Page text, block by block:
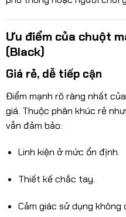
Ưu điểm của chuột
(Black)
Giá rẻ, dễ tiếp cận
Điểm mạnh rõ ràng nhất của
giá. Thuộc phân khúc rẻ
vẫn đảm bảo:
Linh kiện ở mức ổn định.
Thiết kế chắc tay.
Cảm giác sử dụng không